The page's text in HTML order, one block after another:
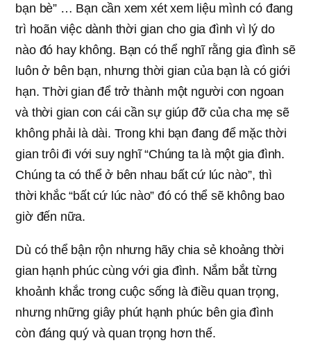
bạn bè” … Bạn cần xem xét xem liệu mình có đang
trì hoãn việc dành thời gian cho gia đình vì lý do
nào đó hay không. Bạn có thể nghĩ rằng gia đình sẽ
luôn ở bên bạn, nhưng thời gian của bạn là có giới
hạn. Thời gian để trở thành một người con ngoan
và thời gian con cái cần sự giúp đỡ của cha mẹ sẽ
không phải là dài. Trong khi bạn đang để mặc thời
gian trôi đi với suy nghĩ “Chúng ta là một gia đình.
Chúng ta có thể ở bên nhau bất cứ lúc nào”, thì
thời khắc “bất cứ lúc nào” đó có thể sẽ không bao
giờ đến nữa.
Dù có thể bận rộn nhưng hãy chia sẻ khoảng thời
gian hạnh phúc cùng với gia đình. Nắm bắt từng
khoảnh khắc trong cuộc sống là điều quan trọng,
nhưng những giây phút hạnh phúc bên gia đình
còn đáng quý và quan trọng hơn thế.